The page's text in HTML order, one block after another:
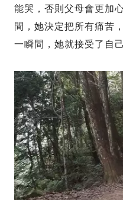
能哭，否則父母會更加
間，她決定把所有痛苦
一瞬間，她就接受了自